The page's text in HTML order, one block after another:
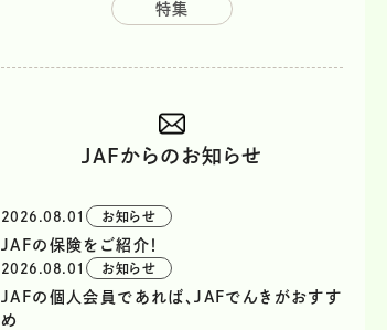
特集
JAFからのお知らせ
2026.08.01 お知らせ
JAFの保険をご紹介！
2026.08.01 お知らせ
JAFの個人会員であれば、JAFでんきがおすす
め